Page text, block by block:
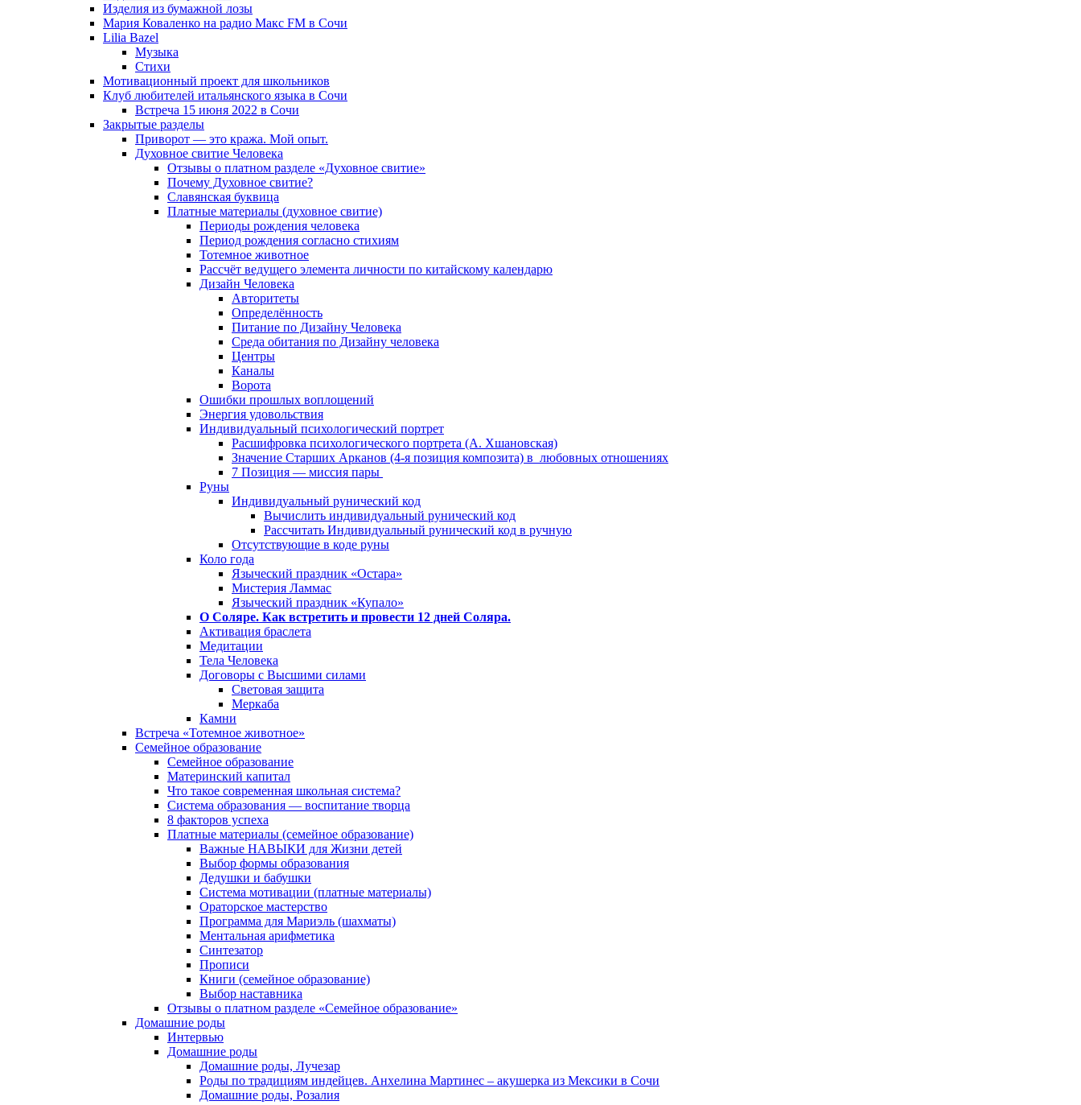
Изделия из бумажной лозы
Мария Коваленко на радио Maкс FM в Сочи
Lilia Bazel
Музыка
Cтихи
Мотивационный проект для школьников
Клуб любителей итальянского языка в Сочи
Встреча 15 июня 2022 в Сочи
Закрытые разделы
Приворот — это кража. Мой опыт.
Духовное свитие Человека
Отзывы о платном разделе «Духовное свитие»
Почему Духовное свитие?
Славянская буквица
Платные материалы (духовное свитие)
Периоды рождения человека
Период рождения согласно стихиям
Тотемное животное
Рассчёт ведущего элемента личности по китайскому календарю
Дизайн Человека
Авторитеты
Определённость
Питание по Дизайну Человека
Среда обитания по Дизайну человека
Центры
Каналы
Ворота
Ошибки прошлых воплощений
Энергия удовольствия
Индивидуальный психологический портрет
Расшифровка психологического портрета (А. Хшановская)
Значение Старших Арканов (4-я позиция композита) в любовных отношениях
7 Позиция — миссия пары
Руны
Индивидуальный рунический код
Вычислить индивидуальный рунический код
Рассчитать Индивидуальный рунический код в ручную
Отсутствующие в коде руны
Коло года
Языческий праздник «Остара»
Мистерия Ламмас
Языческий праздник «Купало»
О Соляре. Как встретить и провести 12 дней Соляра.
Активация браслета
Медитации
Тела Человека
Договоры с Высшими силами
Световая защита
Меркаба
Камни
Встреча «Тотемное животное»
Семейное образование
Семейное образование
Материнский капитал
Что такое современная школьная система?
Система образования — воспитание творца
8 факторов успеха
Платные материалы (семейное образование)
Важные НАВЫКИ для Жизни детей
Выбор формы образования
Дедушки и бабушки
Система мотивации (платные материалы)
Ораторское мастерство
Программа для Мариэль (шахматы)
Ментальная арифметика
Синтезатор
Прописи
Книги (семейное образование)
Выбор наставника
Отзывы о платном разделе «Семейное образование»
Домашние роды
Интервью
Домашние роды
Домашние роды, Лучезар
Роды по традициям индейцев. Анхелина Мартинес – акушерка из Мексики в Сочи
Домашние роды, Розалия